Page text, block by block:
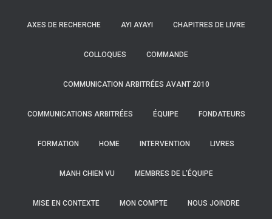
AXES DE RECHERCHE AYI AYAYI CHAPITRES DE LIVRE
COLLOQUES COMMANDE
COMMUNICATION ARBITRÉES AVANT 2010
COMMUNICATIONS ARBITRÉES ÉQUIPE FONDATEURS
FORMATION HOME INTERVENTION LIVRES
MANH CHIEN VU MEMBRES DE L’ÉQUIPE
MISE EN CONTEXTE MON COMPTE NOUS JOINDRE